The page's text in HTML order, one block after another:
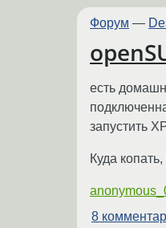
Форум —
есть
запустить
Куда
8